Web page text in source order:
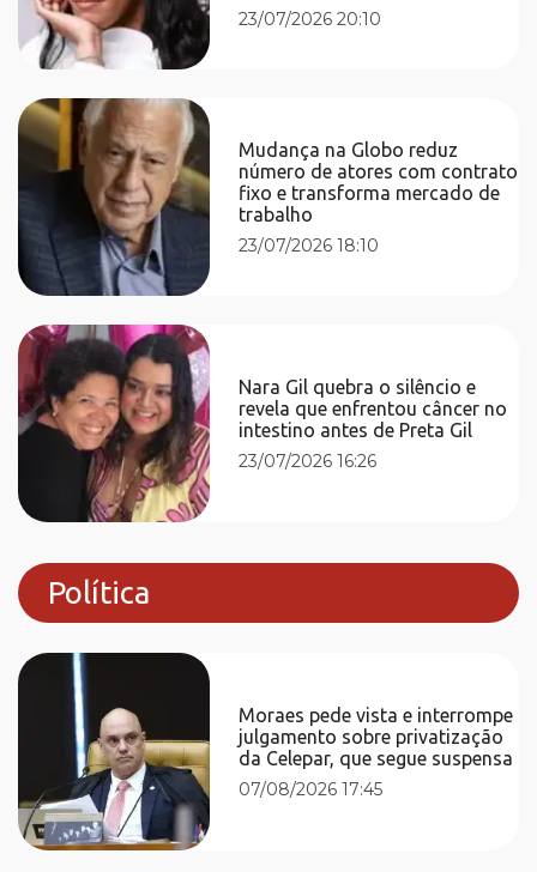
23/07/2026 20:10
Mudança na Globo reduz
número de atores com contrato
fixo e transforma mercado de
trabalho
23/07/2026 18:10
Nara Gil quebra o silêncio e
revela que enfrentou câncer no
intestino antes de Preta Gil
23/07/2026 16:26
Política
Moraes pede vista e interrompe
julgamento sobre privatização
da Celepar, que segue suspensa
07/08/2026 17:45